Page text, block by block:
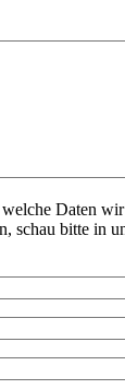
Daten
schau bitte in